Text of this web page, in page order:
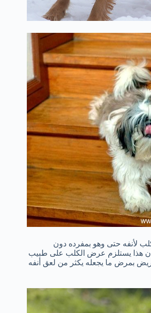
لأنفه حتى وهو بمفرده دون
هذا يستلزم عرض الكلب على طبيب
بمرض ما يجعله يكثر من لعق أنفه